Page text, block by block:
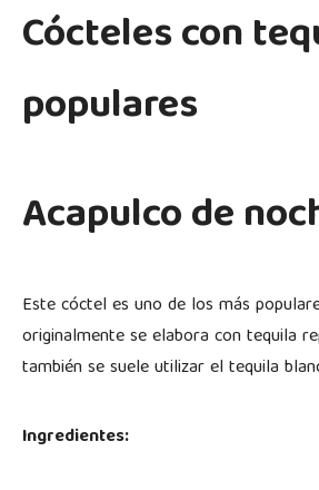
Cócteles con
populares
Acapulco de
Este cóctel es uno de los más
originalmente se elabora con tequila
también se suele utilizar el tequila
Ingredientes: